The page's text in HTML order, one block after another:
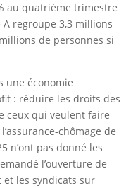
au quatrième trimestre
A regroupe 3,3 millions
de personnes si
une économie
: réduire les droits des
ceux qui veulent faire
chômage de
n’ont pas donné les
l’ouverture de
les syndicats sur